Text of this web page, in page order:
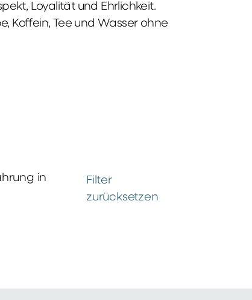
Loyalität und Ehrlichkeit.
Koffein, Tee und Wasser ohne
in
Filter
zurücksetzen